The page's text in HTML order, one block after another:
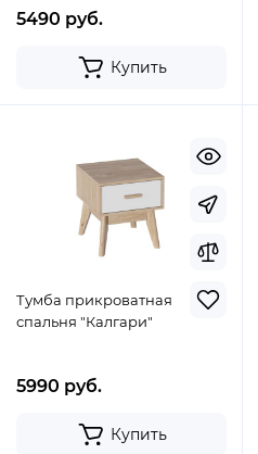
5490 руб.
Купить
Тумба прикроватная
спальня "Калгари"
5990 руб.
Купить